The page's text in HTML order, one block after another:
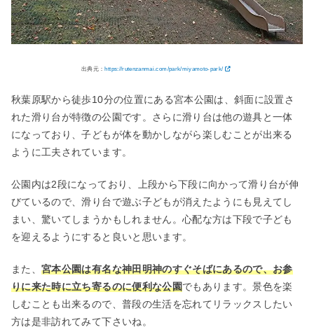
出典元： https://rutenzanmai.com/park/miyamoto-park/
秋葉原駅から徒歩10分の位置にある宮本公園は、斜面に設置さ
れた滑り台が特徴の公園です。さらに滑り台は他の遊具と一体
になっており、子どもが体を動かしながら楽しむことが出来る
ように工夫されています。
公園内は2段になっており、上段から下段に向かって滑り台が伸
びているので、滑り台で遊ぶ子どもが消えたようにも見えてし
まい、驚いてしまうかもしれません。心配な方は下段で子ども
を迎えるようにすると良いと思います。
また、宮本公園は有名な神田明神のすぐそばにあるので、お参
りに来た時に立ち寄るのに便利な公園でもあります。景色を楽
しむことも出来るので、普段の生活を忘れてリラックスしたい
方は是非訪れてみて下さいね。